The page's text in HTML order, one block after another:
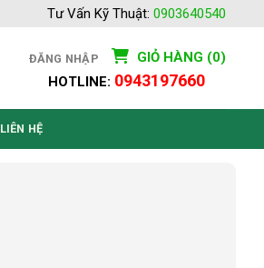
Tư Vấn Kỹ Thuật: 0903640540
ĐĂNG NHẬP
GIỎ HÀNG (0)
HOTLINE: 0943197660
LIÊN HỆ